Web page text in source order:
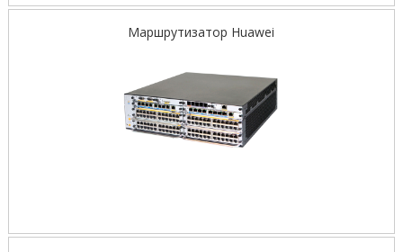
Маршрутизатор Huawei